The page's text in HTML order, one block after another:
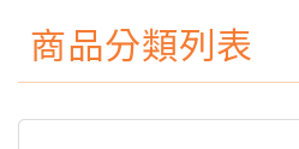
商品分類列表